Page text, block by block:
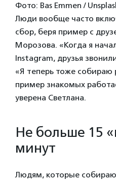
Фото: Bas Emmen /
Люди вообще часто
сбор, беря пример с
Морозова. «Когда я
Instagram, друзья
«Я теперь тоже собираю
пример знакомых
уверена Светлана.
Не больше 15
минут
Людям, которые